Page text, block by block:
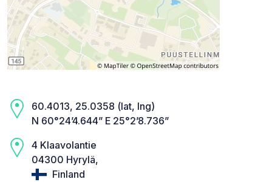
60.4013, 25.0358 (lat, lng)
N 60°24’4.644” E 25°2’8.736”
4 Klaavolantie
04300 Hyrylä,
Finland